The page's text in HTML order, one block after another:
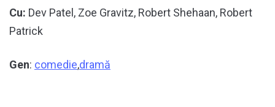
Cu: Dev Patel, Zoe Gravitz, Robert Shehaan, Robert
Patrick
Gen: comedie,dramă